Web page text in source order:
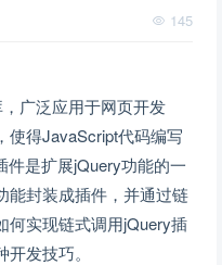
145
广泛应用于网页开发
使得JavaScript代码编写
件是扩展jQuery功能的一
能封装成插件，并通过链
何实现链式调用jQuery插
发技巧。